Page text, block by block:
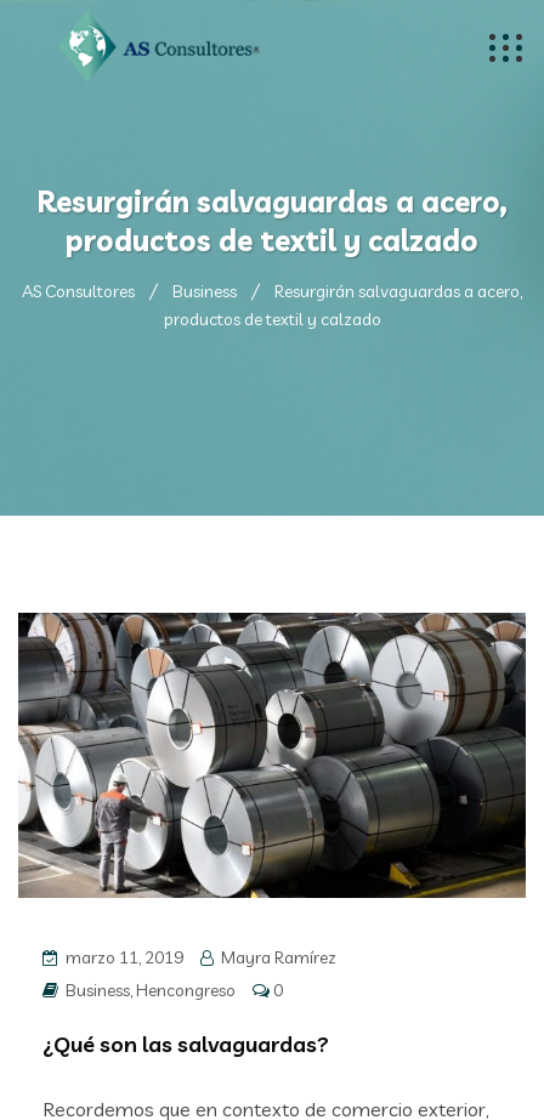
Resurgirán salvaguardas a acero,
productos de textil y calzado
AS Consultores Business
Resurgirán salvaguardas a acero,
productos de textil y calzado
marzo 11, 2019
Mayra Ramírez
Business, Hencongreso 0
¿Qué son las salvaguardas?
Recordemos que en contexto de comercio exterior,